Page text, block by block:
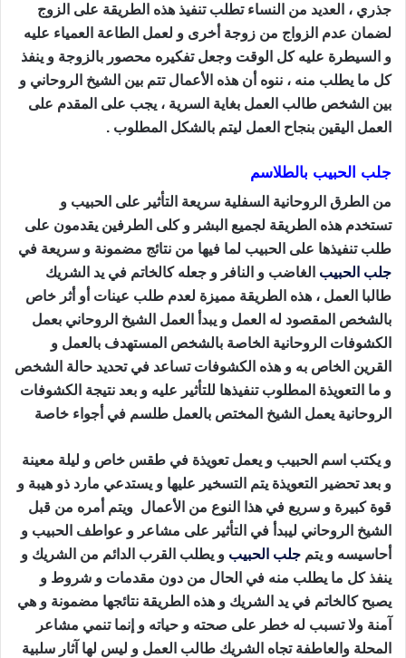
جذري ، العديد من النساء تطلب تنفيذ هذه الطريقة على الزوج
لضمان عدم الزواج من زوجة أخرى و لعمل الطاعة العمياء عليه
و السيطرة عليه كل الوقت وجعل تفكيره محصور بالزوجة و ينفذ
كل ما يطلب منه ، ننوه أن هذه الأعمال تتم بين الشيخ الروحاني و
بين الشخص طالب العمل بغاية السرية ، يجب على المقدم على
العمل اليقين بنجاح العمل ليتم بالشكل المطلوب .
جلب الحبيب بالطلاسم
من الطرق الروحانية السفلية سريعة التأثير على الحبيب و
تستخدم هذه الطريقة لجميع البشر و كلى الطرفين يقدمون على
طلب تنفيذها على الحبيب لما فيها من نتائج مضمونة و سريعة في
جلب الحبيب الغاضب و النافر و جعله كالخاتم في يد الشريك
طالبا العمل ، هذه الطريقة مميزة لعدم طلب عينات أو أثر خاص
بالشخص المقصود له العمل و يبدأ العمل الشيخ الروحاني بعمل
الكشوفات الروحانية الخاصة بالشخص المستهدف بالعمل و
القرين الخاص به و هذه الكشوفات تساعد في تحديد حالة الشخص
و ما التعويذة المطلوب تنفيذها للتأثير عليه و بعد نتيجة الكشوفات
الروحانية يعمل الشيخ المختص بالعمل طلسم في أجواء خاصة
و يكتب اسم الحبيب و يعمل تعويذة في طقس خاص و ليلة معينة
و بعد تحضير التعويذة يتم التسخير عليها و يستدعي مارد ذو هيبة و
قوة كبيرة و سريع في هذا النوع من الأعمال ويتم أمره من قبل
الشيخ الروحاني ليبدأ في التأثير على مشاعر و عواطف الحبيب و
أحاسيسه و يتم جلب الحبيب و يطلب القرب الدائم من الشريك و
ينفذ كل ما يطلب منه في الحال من دون مقدمات و شروط و
يصبح كالخاتم في يد الشريك و هذه الطريقة نتائجها مضمونة و هي
آمنة ولا تسبب له خطر على صحته و حياته و إنما تنمي مشاعر
المحلة والعاطفة تجاه الشريك طالب العمل و ليس لها آثار سلبية